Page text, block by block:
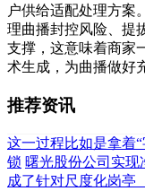
户供给适配处理方案
理曲播封控风险、提
支撑，这意味着商家
术生成，为曲播做好
推荐资讯
这一过程比如是拿着
锁 曙光股份公司实现
成了针对尺度化岗亭